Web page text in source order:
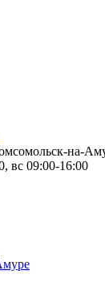
на-
вс 09:00-16:00